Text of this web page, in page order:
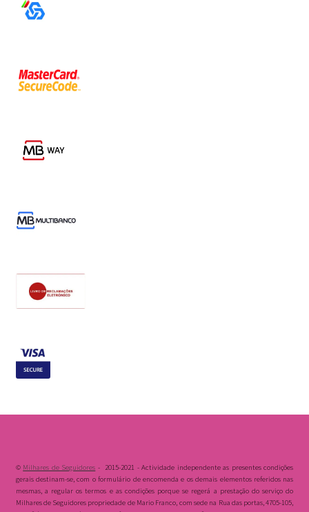
© Milhares de Seguidores - 2015-2021 - Actividade independente as presentes condições
gerais destinam-se, com o formulário de encomenda e os demais elementos referidos nas
mesmas, a regular os termos e as condições porque se regerá a prestação do serviço do
Milhares de Seguidores propriedade de Mario Franco, com sede na Rua das portas, 4705-105,